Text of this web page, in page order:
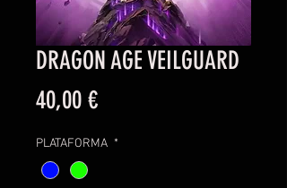
DRAGON AGE VEILGUARD
40,00 €Precio
PLATAFORMA *